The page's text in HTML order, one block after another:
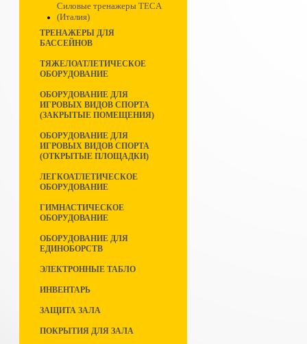
Силовые тренажеры TECA
(Италия)
ТРЕНАЖЕРЫ ДЛЯ
БАССЕЙНОВ
ТЯЖЕЛОАТЛЕТИЧЕСКОЕ
ОБОРУДОВАНИЕ
ОБОРУДОВАНИЕ ДЛЯ
ИГРОВЫХ ВИДОВ СПОРТА
(ЗАКРЫТЫЕ ПОМЕЩЕНИЯ)
ОБОРУДОВАНИЕ ДЛЯ
ИГРОВЫХ ВИДОВ СПОРТА
(ОТКРЫТЫЕ ПЛОЩАДКИ)
ЛЕГКОАТЛЕТИЧЕСКОЕ
ОБОРУДОВАНИЕ
ГИМНАСТИЧЕСКОЕ
ОБОРУДОВАНИЕ
ОБОРУДОВАНИЕ ДЛЯ
ЕДИНОБОРСТВ
ЭЛЕКТРОННЫЕ ТАБЛО
ИНВЕНТАРЬ
ЗАЩИТА ЗАЛА
ПОКРЫТИЯ ДЛЯ ЗАЛА